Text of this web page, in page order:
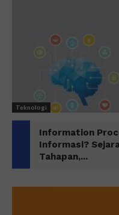
Teknologi
Information
Informasi?
Tahapan,...